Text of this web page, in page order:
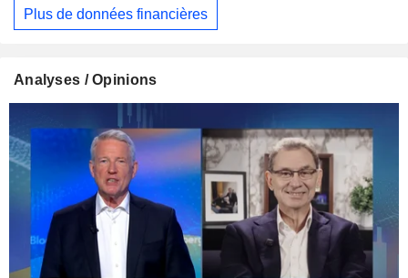
Plus de données financières
Analyses / Opinions